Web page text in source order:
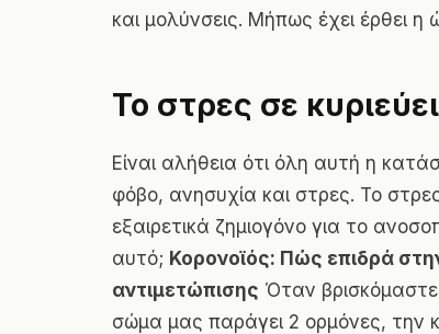
και μολύνσεις. Μήπως έχει έρθει
Το στρες σε κυριεύει
Είναι αλήθεια ότι όλη αυτή η
φόβο, ανησυχία και στρες. Το
εξαιρετικά ζημιογόνο για το
αυτό; Κορονοϊός: Πώς επιδρά
αντιμετώπισης Όταν
σώμα μας παράγει 2 ορμόνες, την